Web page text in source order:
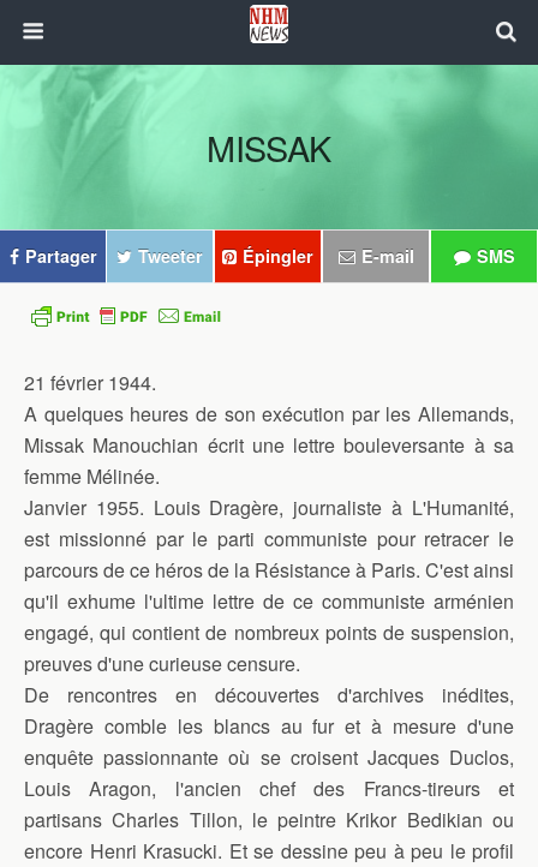
MISSAK
Partager Tweeter Épingler E-mail SMS
21 février 1944.
A quelques heures de son exécution par les Allemands,
Missak Manouchian écrit une lettre bouleversante à sa
femme Mélinée.
Janvier 1955. Louis Dragère, journaliste à L'Humanité,
est missionné par le parti communiste pour retracer le
parcours de ce héros de la Résistance à Paris. C'est ainsi
qu'il exhume l'ultime lettre de ce communiste arménien
engagé, qui contient de nombreux points de suspension,
preuves d'une curieuse censure.
De rencontres en découvertes d'archives inédites,
Dragère comble les blancs au fur et à mesure d'une
enquête passionnante où se croisent Jacques Duclos,
Louis Aragon, l'ancien chef des Francs-tireurs et
partisans Charles Tillon, le peintre Krikor Bedikian ou
encore Henri Krasucki. Et se dessine peu à peu le profil